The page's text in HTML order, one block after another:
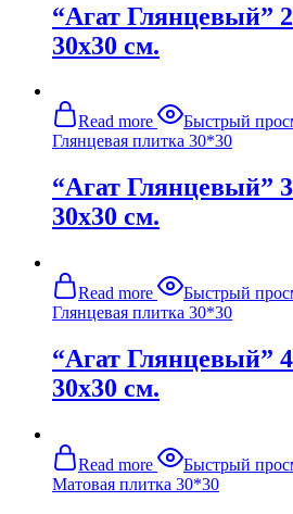
“Агат Глянцевый”
30х30 см.
Read more Быстрый
Глянцевая плитка 30*30
“Агат Глянцевый”
30х30 см.
Read more Быстрый
Глянцевая плитка 30*30
“Агат Глянцевый”
30х30 см.
Read more Быстрый
Матовая плитка 30*30